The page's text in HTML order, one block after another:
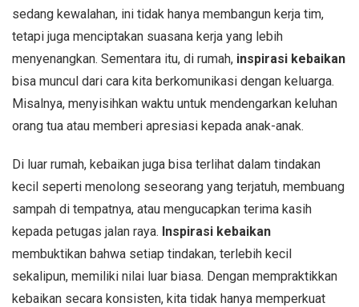
sedang kewalahan, ini tidak hanya membangun kerja tim,
tetapi juga menciptakan suasana kerja yang lebih
menyenangkan. Sementara itu, di rumah, inspirasi kebaikan
bisa muncul dari cara kita berkomunikasi dengan keluarga.
Misalnya, menyisihkan waktu untuk mendengarkan keluhan
orang tua atau memberi apresiasi kepada anak-anak.
Di luar rumah, kebaikan juga bisa terlihat dalam tindakan
kecil seperti menolong seseorang yang terjatuh, membuang
sampah di tempatnya, atau mengucapkan terima kasih
kepada petugas jalan raya. Inspirasi kebaikan
membuktikan bahwa setiap tindakan, terlebih kecil
sekalipun, memiliki nilai luar biasa. Dengan mempraktikkan
kebaikan secara konsisten, kita tidak hanya memperkuat